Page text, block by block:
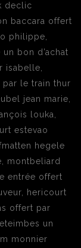
declic
baccara offert
philippe,
bon d’achat
isabelle,
le train thur
jean marie,
louka,
estevao
hegele
montbeliard
entrée offert
hericourt
offert par
un
monnier